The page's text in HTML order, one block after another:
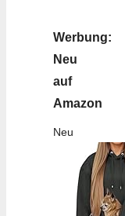
Werbung:
Neu
auf
Amazon
Neu